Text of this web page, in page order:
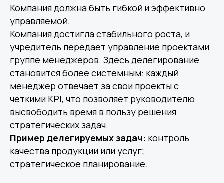
Компания должна быть гибкой и эффективно
управляемой.
Компания достигла стабильного роста, и
учредитель передает управление проектами
группе менеджеров. Здесь делегирование
становится более системным: каждый
менеджер отвечает за свои проекты с
четкими KPI, что позволяет руководителю
высвободить время в пользу решения
стратегических задач.
Пример делегируемых задач: контроль
качества продукции или услуг;
стратегическое планирование.